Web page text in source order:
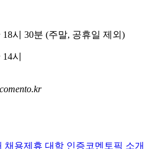
시 30분 (주말, 공휴일 제외)
시
채용제휴 대학 인증코멘토픽 소개